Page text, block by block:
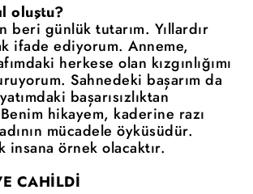
oluştu?
beri günlük tutarım. Yıllardır
ifade ediyorum. Anneme,
herkese olan kızgınlığımı
Sahnedeki başarım da
başarısızlıktan
hikayem, kaderine razı
mücadele öyküsüdür.
insana örnek olacaktır.
CAHİLDİ